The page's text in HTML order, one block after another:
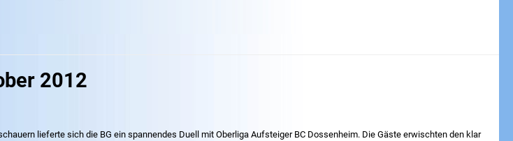
2012
lieferte sich die BG ein spannendes Duell mit Oberliga Aufsteiger BC Dossenheim. Die Gäste erwischten den klar